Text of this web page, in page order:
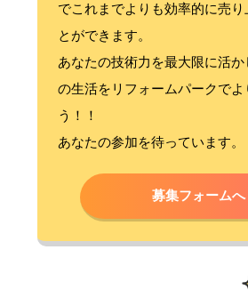
でこれまでよりも効率的に売り
とができます。
あなたの技術力を最大限に活か
の生活をリフォームパークでよ
う！！
あなたの参加を待っています。
募集フォームへ